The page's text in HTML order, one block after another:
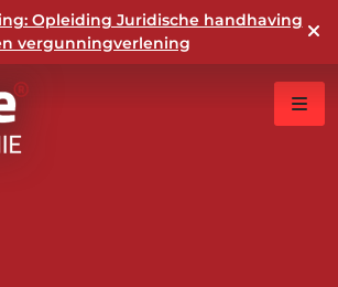
Opleiding Juridische handhaving
vergunningverlening